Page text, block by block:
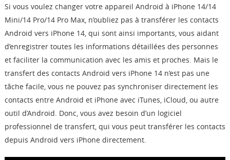
Boutique
Télécharger
Support
Langue
Si vous voulez changer votre appareil Android à iPhone 14/14
Mini/14 Pro/14 Pro Max, n’oubliez pas à transférer les contacts
Android vers iPhone 14, qui sont ainsi importants, vous aidant
d’enregistrer toutes les informations détaillées des personnes
et faciliter la communication avec les amis et proches. Mais le
transfert des contacts Android vers iPhone 14 n’est pas une
tâche facile, vous ne pouvez pas synchroniser directement les
contacts entre Android et iPhone avec iTunes, iCloud, ou autre
outil d’Android. Donc, vous avez besoin d’un logiciel
professionnel de transfert, qui vous peut transférer les contacts
depuis Android vers iPhone directement.